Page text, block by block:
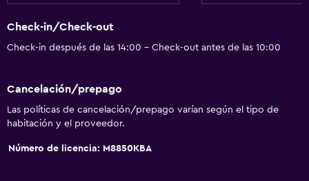
Check-in/Check-out
Check-in después de las 14:00 - Check-out antes de las 10:00
Cancelación/prepago
Las políticas de cancelación/prepago varían según el tipo de
habitación y el proveedor.
Número de licencia: M8850KBA